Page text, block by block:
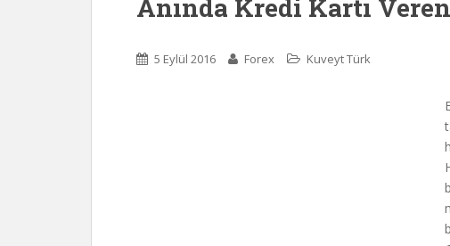
Anında Kredi Kartı
5 Eylül 2016 Forex Kuveyt Türk